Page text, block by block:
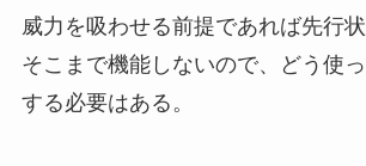
威力を吸わせる前提であれば先行
そこまで機能しないので、どう使
する必要はある。